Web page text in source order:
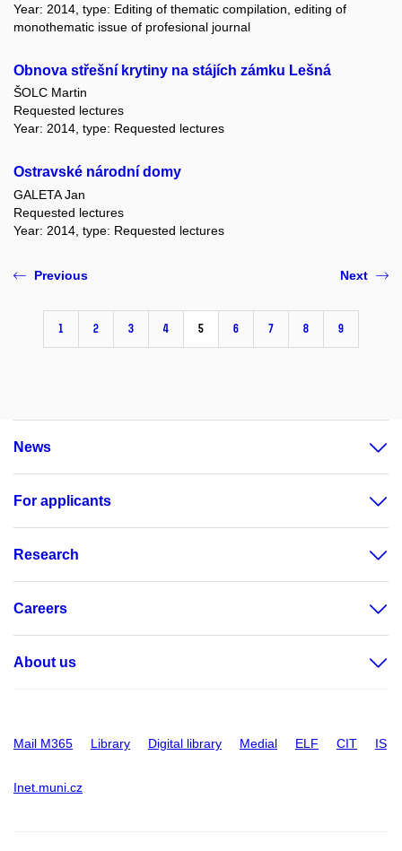
Year: 2014, type: Editing of thematic compilation, editing of
monothematic issue of profesional journal
Obnova střešní krytiny na stájích zámku Lešná
ŠOLC Martin
Requested lectures
Year: 2014, type: Requested lectures
Ostravské národní domy
GALETA Jan
Requested lectures
Year: 2014, type: Requested lectures
Previous
1 2 3 4 5 6 7 8 9
Next
News
For applicants
Research
Careers
About us
Mail M365 Library Digital library Medial ELF CIT IS
Inet.muni.cz